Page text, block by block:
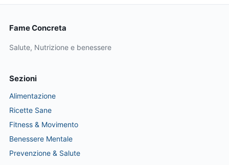
Fame Concreta
Salute, Nutrizione e benessere
Sezioni
Alimentazione
Ricette Sane
Fitness & Movimento
Benessere Mentale
Prevenzione & Salute